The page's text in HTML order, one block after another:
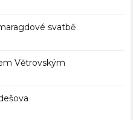
svatbě
Větrovským